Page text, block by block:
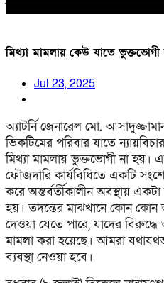
মিথ্যা মামলায় কেউ যাতে ভুক্তভোগী
Jul 23, 2025
অ্যাটর্নি জেনারেল মো.
ভিকটিমের পরিবার যাতে
মিথ্যা মামলায় ভুক্তভোগী না হয়।
ফৌজদারি কার্যবিধিতে একটি
করে অন্তর্বর্তীকালীন অবস্থায়
হয়। তদন্তের মাঝখানে কোন কোন
দেওয়া যেতে পারে, যাদের বিরুদ্ধে
মামলা করা হয়েছে। আমরা
ব্যবস্থা নেওয়া হবে।